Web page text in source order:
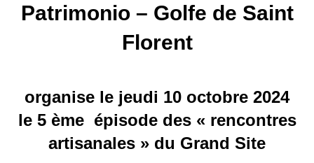
Patrimonio – Golfe de Saint
Florent
organise le jeudi 10 octobre 2024
le 5 ème épisode des « rencontres
artisanales » du Grand Site